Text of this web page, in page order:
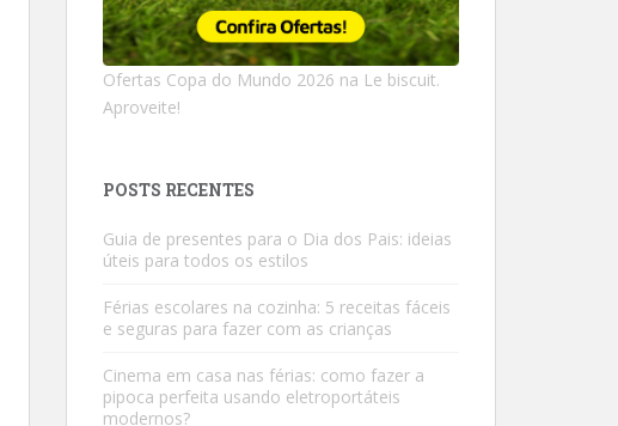
Ofertas Copa do Mundo 2026 na Le biscuit.
Aproveite!
POSTS RECENTES
Guia de presentes para o Dia dos Pais: ideias
úteis para todos os estilos
Férias escolares na cozinha: 5 receitas fáceis
e seguras para fazer com as crianças
Cinema em casa nas férias: como fazer a
pipoca perfeita usando eletroportáteis
modernos?